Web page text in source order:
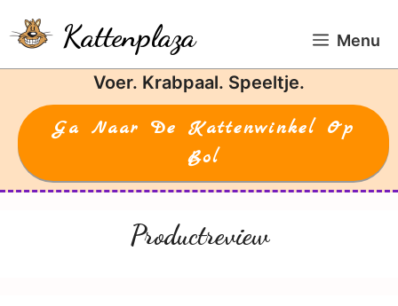
naar
de
Kattenplaza Menu
Voer. Krabpaal. Speeltje.
Ga Naar De Kattenwinkel Op
Bol
Productreview